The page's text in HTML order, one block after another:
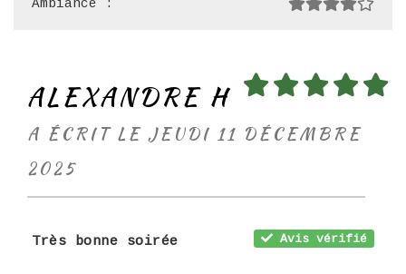
Ambiance :
ALEXANDRE H
A ÉCRIT LE JEUDI 11 DÉCEMBRE
2025
Avis vérifié
Très bonne soirée